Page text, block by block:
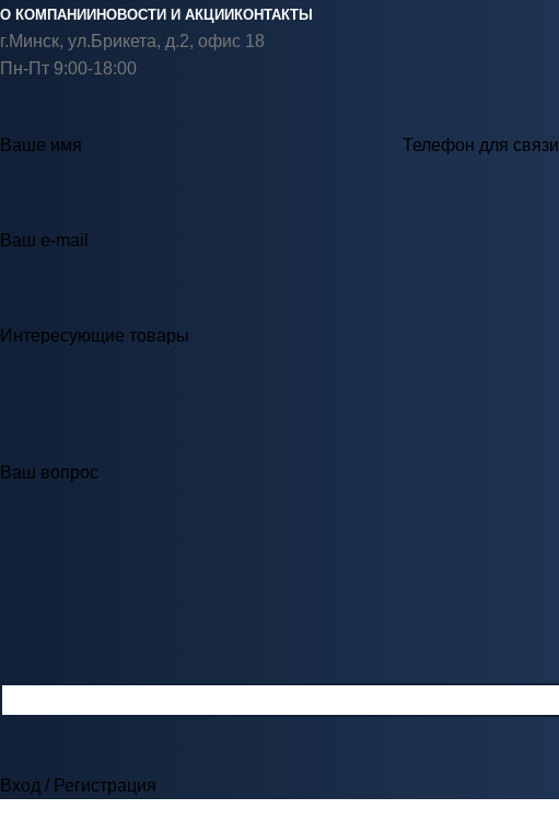
О КОМПАНИИ НОВОСТИ И АКЦИИ КОНТАКТЫ
г.Минск, ул.Брикета, д.2, офис 18
Пн-Пт 9:00-18:00
Ваше имя
Телефон для связи
Ваш e-mail
Интересующие товары
Ваш вопрос
Вход / Регистрация